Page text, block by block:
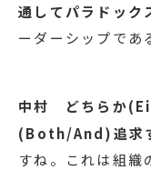
通してパラドック
ーダーシップであ
中村
どちらか
(Both/And)追求
すね。これは組織